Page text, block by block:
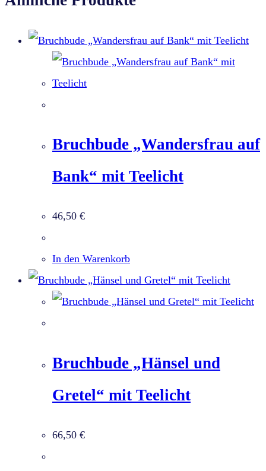
Bruchbude „Wandersfrau auf
Bank“ mit Teelicht
46,50 €
In den Warenkorb
Bruchbude „Hänsel und
Gretel“ mit Teelicht
66,50 €